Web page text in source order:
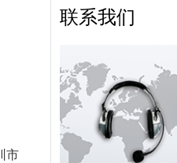
市
联系我们